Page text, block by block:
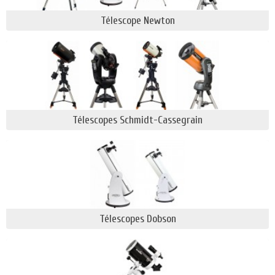
appareillage optique dans lequel la lumière est
focalisée sur un foyer par un système
aussi de dioptres (lentilles en verre) dans le cas
lunettes astronomiques (principe de
réfraction)... C'est cette concentration de l'image sur
son foyer qui va générer à travers les lentilles
l'image finale visible par l'oeil de l'observateur.
amateurs ou de débutants
leur premier télescope sont attirés par la capacité
grossissement du tube optique
se calcule par une formule : G = F/f ; (F
correspond à la focale en mm ; f correspond à
focale de l’oculaireen mm). Ainsi, pour
télescope de 130/900équipé d’un oculaire de 3
mm, vous obtenez un grossissement de 300 fois.
Cela est valable sur le papier, mais dans la
pratique, mieux vaut prendre en compte des
éléments complémentaires tels que les conditions
Télescope Newton
Télescopes Schmidt-Cassegrain
Télescopes Dobson